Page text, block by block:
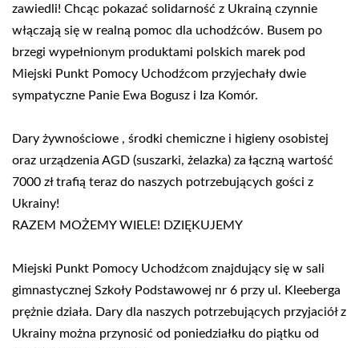
zawiedli! Chcąc pokazać solidarność z Ukrainą czynnie
włączają się w realną pomoc dla uchodźców. Busem po
brzegi wypełnionym produktami polskich marek pod
Miejski Punkt Pomocy Uchodźcom przyjechały dwie
sympatyczne Panie Ewa Bogusz i Iza Komór.
Dary żywnościowe , środki chemiczne i higieny osobistej
oraz urządzenia AGD (suszarki, żelazka) za łączną wartość
7000 zł trafią teraz do naszych potrzebujących gości z
Ukrainy!
RAZEM MOŻEMY WIELE! DZIĘKUJEMY
Miejski Punkt Pomocy Uchodźcom znajdujący się w sali
gimnastycznej Szkoły Podstawowej nr 6 przy ul. Kleeberga
prężnie działa. Dary dla naszych potrzebujących przyjaciół z
Ukrainy można przynosić od poniedziałku do piątku od